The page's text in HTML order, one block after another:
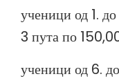
ученици од 1.
3 пута по
ученици од 6.